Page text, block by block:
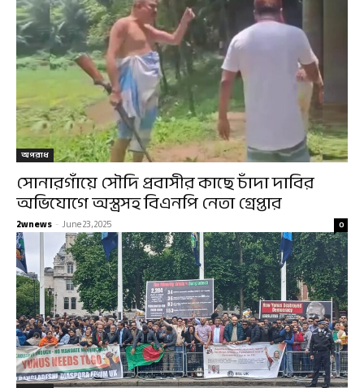
অপরাধ
সোনারগাঁয়ে সৌদি প্রবাসীর কাছে চাঁদা দাবির
অভিযোগে অস্ত্রসহ বিএনপি নেতা গ্রেপ্তার
2wnews -June 23, 2025 0